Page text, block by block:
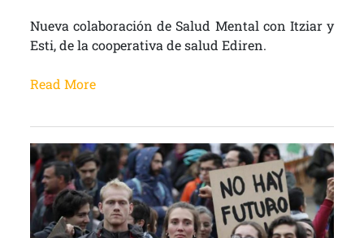
Nueva colaboración de Salud Mental con Itziar y
Esti, de la cooperativa de salud Ediren.
Read More